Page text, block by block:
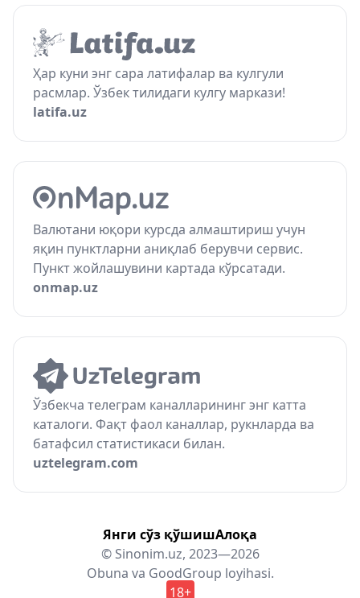
Ҳар куни энг сара латифалар ва кулгули
расмлар. Ўзбек тилидаги кулгу маркази!
latifa.uz
Валютани юқори курсда алмаштириш учун
яқин пунктларни аниқлаб берувчи сервис.
Пункт жойлашувини картада кўрсатади.
onmap.uz
Ўзбекча телеграм каналларининг энг катта
каталоги. Фақт фаол каналлар, рукнларда ва
батафсил статистикаси билан.
uztelegram.com
Янги сўз қўшишАлоқа
© Sinonim.uz, 2023—2026
Obuna va GoodGroup loyihasi.
18+